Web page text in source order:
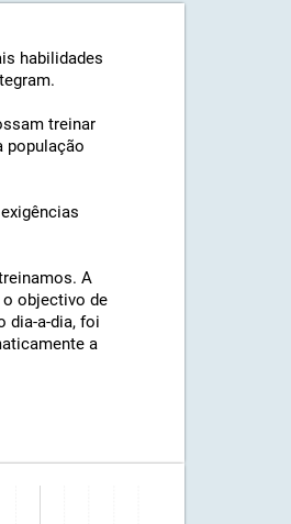
habilidades
treinar
população
A
objectivo de
dia-a-dia, foi
a